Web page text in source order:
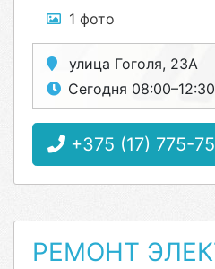
1 фото
улица Гоголя, 23А
Сегодня 08:00–12:30
+375 (17) 775-
РЕМОНТ